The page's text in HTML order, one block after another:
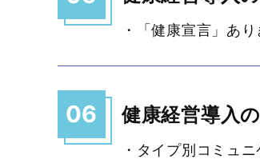
・「健康宣言」あ
06 健康経営導入
・タイプ別コミュ